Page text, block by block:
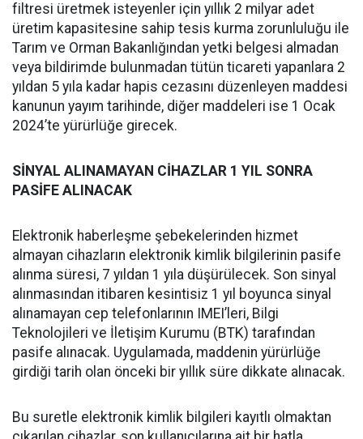
filtresi üretmek isteyenler için yıllık 2 milyar adet
üretim kapasitesine sahip tesis kurma zorunluluğu ile
Tarım ve Orman Bakanlığından yetki belgesi almadan
veya bildirimde bulunmadan tütün ticareti yapanlara 2
yıldan 5 yıla kadar hapis cezasını düzenleyen maddesi
kanunun yayım tarihinde, diğer maddeleri ise 1 Ocak
2024’te yürürlüğe girecek.
SİNYAL ALINAMAYAN CİHAZLAR 1 YIL SONRA
PASİFE ALINACAK
Elektronik haberleşme şebekelerinden hizmet
almayan cihazların elektronik kimlik bilgilerinin pasife
alınma süresi, 7 yıldan 1 yıla düşürülecek. Son sinyal
alınmasından itibaren kesintisiz 1 yıl boyunca sinyal
alınamayan cep telefonlarının IMEI’leri, Bilgi
Teknolojileri ve İletişim Kurumu (BTK) tarafından
pasife alınacak. Uygulamada, maddenin yürürlüğe
girdiği tarih olan önceki bir yıllık süre dikkate alınacak.
Bu suretle elektronik kimlik bilgileri kayıtlı olmaktan